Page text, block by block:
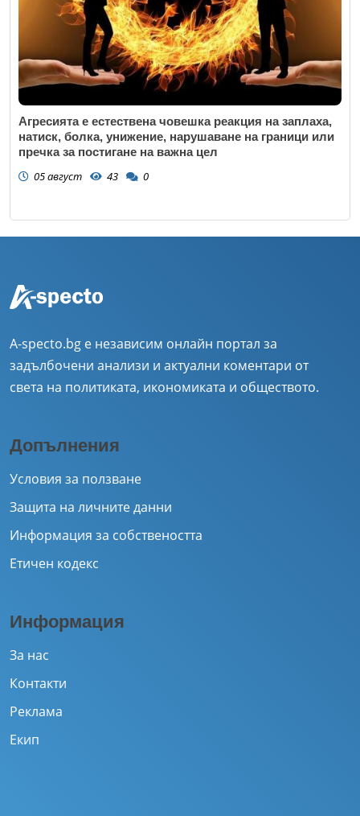
Агресията е естествена човешка реакция на заплаха,
натиск, болка, унижение, нарушаване на граници или
пречка за постигане на важна цел
05 август 43 0
A-specto.bg е независим онлайн портал за
задълбочени анализи и актуални коментари от
света на политиката, икономиката и обществото.
Допълнения
Условия за ползване
Защита на личните данни
Информация за собствеността
Етичен кодекс
Информация
За нас
Контакти
Реклама
Екип